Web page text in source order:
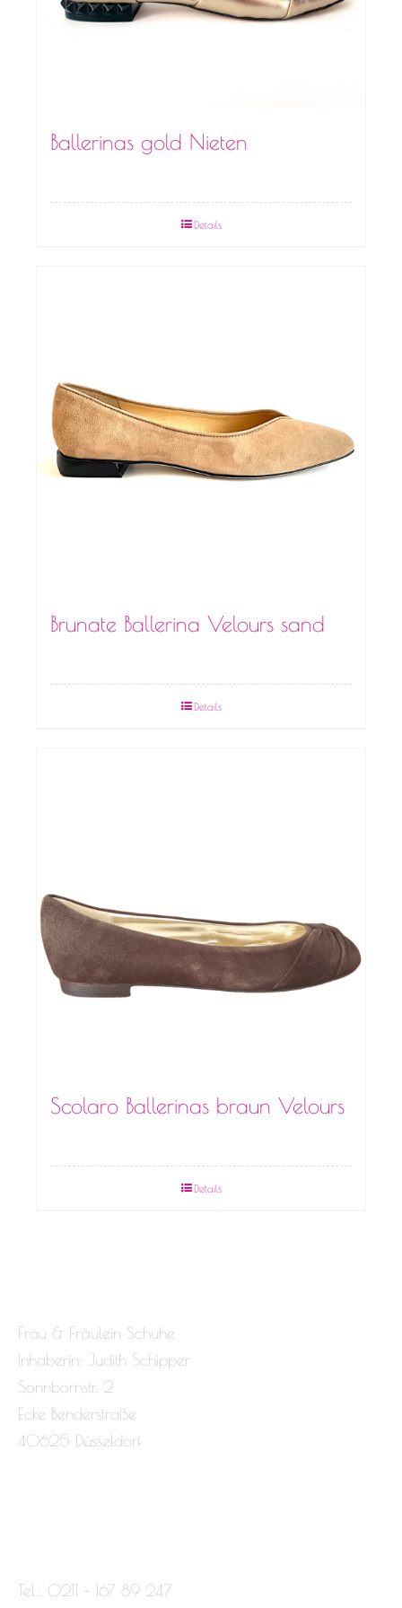
Ballerinas gold Nieten
Details
Brunate Ballerina Velours sand
Details
Scolaro Ballerinas braun Velours
Details
Frau & Fräulein Schuhe
Inhaberin: Judith Schipper
Sonnbornstr. 2
Ecke Benderstraße
40625 Düsseldorf
Tel.: 0211 – 167 89 247